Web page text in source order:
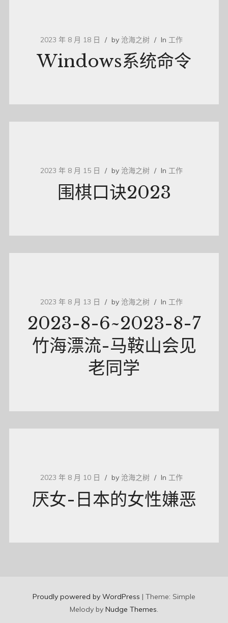
2023 年 8 月 18 日 by 沧海之树 In 工作
Windows系统命令
2023 年 8 月 15 日 by 沧海之树 In 工作
围棋口诀2023
2023 年 8 月 13 日 by 沧海之树 In 工作
2023-8-6~2023-8-7
竹海漂流-马鞍山会见
老同学
2023 年 8 月 10 日 by 沧海之树 In 工作
厌女-日本的女性嫌恶
Proudly powered by WordPress | Theme: Simple
Melody by Nudge Themes.